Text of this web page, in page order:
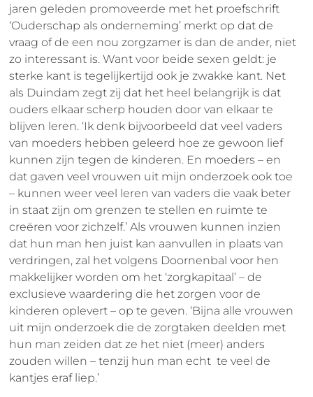
jaren geleden promoveerde met het proefschrift
‘Ouderschap als onderneming’ merkt op dat de
vraag of de een nou zorgzamer is dan de ander, niet
zo interessant is. Want voor beide sexen geldt: je
sterke kant is tegelijkertijd ook je zwakke kant. Net
als Duindam zegt zij dat het heel belangrijk is dat
ouders elkaar scherp houden door van elkaar te
blijven leren. ‘Ik denk bijvoorbeeld dat veel vaders
van moeders hebben geleerd hoe ze gewoon lief
kunnen zijn tegen de kinderen. En moeders – en
dat gaven veel vrouwen uit mijn onderzoek ook toe
– kunnen weer veel leren van vaders die vaak beter
in staat zijn om grenzen te stellen en ruimte te
creëren voor zichzelf.’ Als vrouwen kunnen inzien
dat hun man hen juist kan aanvullen in plaats van
verdringen, zal het volgens Doornenbal voor hen
makkelijker worden om het ‘zorgkapitaal’ – de
exclusieve waardering die het zorgen voor de
kinderen oplevert – op te geven. ‘Bijna alle vrouwen
uit mijn onderzoek die de zorgtaken deelden met
hun man zeiden dat ze het niet (meer) anders
zouden willen – tenzij hun man echt te veel de
kantjes eraf liep.’